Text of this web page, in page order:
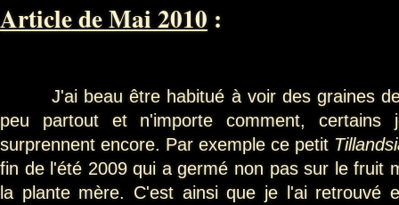
Article de Mai 2010 :
J'ai beau être habitué à voir des graines
peu partout et n'importe comment, certains
surprennent encore. Par exemple ce petit
fin de l'été 2009 qui a germé non pas sur le fruit
la plante mère. C'est ainsi que je l'ai retrouvé